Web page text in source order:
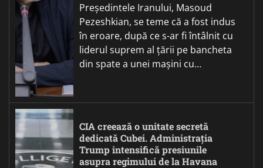
Președintele Iranului, Masoud
Pezeshkian, se teme că a fost indus
în eroare, după ce s-ar fi întâlnit cu
liderul suprem al țării pe bancheta
din spate a unei mașini cu…
CIA creează o unitate secretă
dedicată Cubei. Administrația
Trump intensifică presiunile
asupra regimului de la Havana